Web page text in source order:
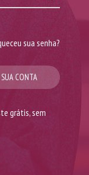
sua senha?
SUA CONTA
grátis, sem